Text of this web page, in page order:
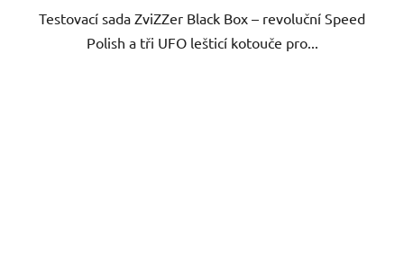
Testovací sada ZviZZer Black Box – revoluční Speed
Polish a tři UFO lešticí kotouče pro...